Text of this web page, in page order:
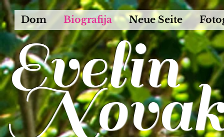
Dom Biografija Neue Seite
Evelin